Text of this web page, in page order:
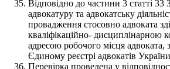
Відповідно до частини 3 статті 33
адвокатуру та адвокатську
провадження стосовно адвоката
кваліфікаційно- дисциплінарною
адресою робочого місця адвоката,
Єдиному реєстрі адвокатів
Перевірка проведена у